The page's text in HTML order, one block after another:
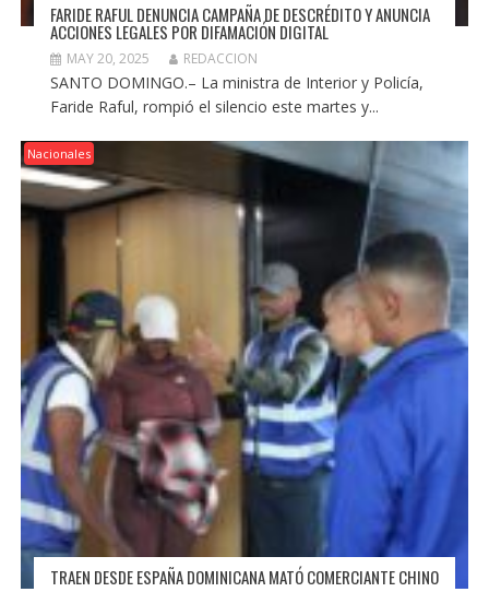
FARIDE RAFUL DENUNCIA CAMPAÑA DE DESCRÉDITO Y ANUNCIA
ACCIONES LEGALES POR DIFAMACIÓN DIGITAL
MAY 20, 2025 REDACCION
SANTO DOMINGO.– La ministra de Interior y Policía,
Faride Raful, rompió el silencio este martes y...
Nacionales
TRAEN DESDE ESPAÑA DOMINICANA MATÓ COMERCIANTE CHINO